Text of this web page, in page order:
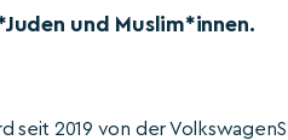
und Muslim*innen.
seit 2019 von der